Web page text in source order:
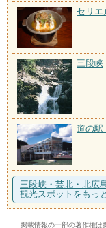
セリエ
三段峡
道の
三段峡・芸北・北広
観光スポットをもっ
掲載情報の一部の著作権は